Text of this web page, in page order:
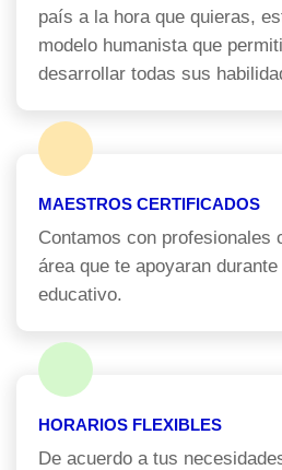
país a la hora que quieras,
modelo humanista que
desarrollar todas sus
MAESTROS CERTIFICADOS
Contamos con profesionales
área que te apoyaran
educativo.
HORARIOS FLEXIBLES
De acuerdo a tus